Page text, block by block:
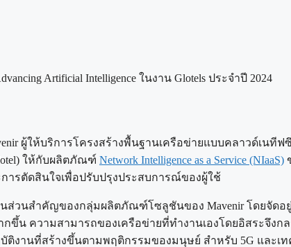
Artificial Intelligence ในงาน Glotels ประจำปี 2024
ผู้ให้บริการโครงสร้างพื้นฐานเครือข่ายแบบคลาวด์เน
ให้กับผลิตภัณฑ์ Network Intelligence as a Service (NIaaS)
รตัดสินใจเพื่อปรับปรุงประสบการณ์ของผู้ใช้
ส่วนสำคัญของกลุ่มผลิตภัณฑ์โซลูชันของ Mavenir โดยจัดอ
ขึ้น ความสามารถของเครือข่ายที่ทำงานเองโดยอิสระจึง
งานที่สร้างขึ้นตามพฤติกรรมของมนุษย์ สำหรับ 5G และเ